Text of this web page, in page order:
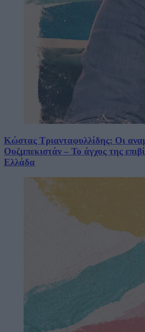
Κώστας Τριανταφυλλίδης: Οι
Ουζμπεκιστάν – Το άγχος της
Ελλάδα